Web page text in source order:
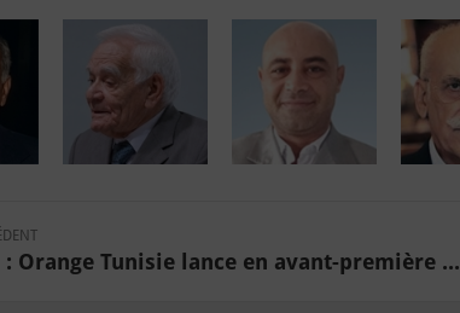
: Orange Tunisie lance en avant-première ...